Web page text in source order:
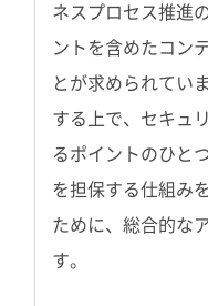
ネスプロセス推進
ントを含めたコン
とが求められてい
する上で、セキュ
るポイントのひと
を担保する仕組み
ために、総合的な
す。